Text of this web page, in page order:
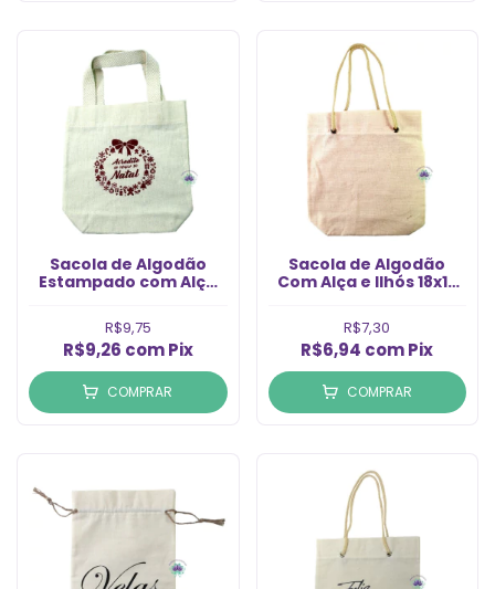
Sacola de Algodão
Estampado com Alça
(1un)
R$9,75
R$9,26 com Pix
COMPRAR
Sacola de Algodão
Com Alça e Ilhós 18x18
R$7,30
R$6,94 comPix
COMPRAR